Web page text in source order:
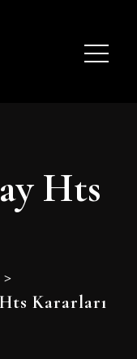
Hts
>
Kararları